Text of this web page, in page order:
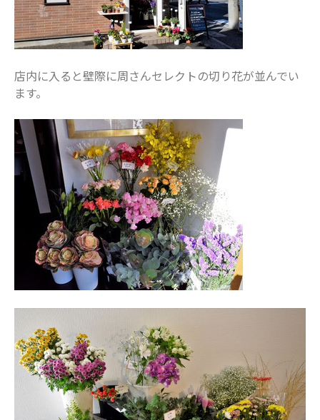
2024年6月
2024年5月
2024年3月
2024年1月
2023年12月
2023年11月
2023年10月
2023年9月
2023年8月
2023年7月
2023年6月
2023年5月
2023年4月
2023年3月
2023年2月
2023年1月
2022年12月
2022年11月
店内に入ると壁際に周さんセレクトの切り花が並んでい
ます。